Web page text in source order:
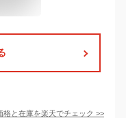
格と在庫を楽天でチェック >>